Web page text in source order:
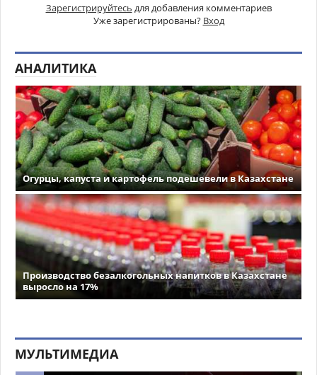
Зарегистрируйтесь для добавления комментариев
Уже зарегистрированы? Вход
АНАЛИТИКА
Огурцы, капуста и картофель подешевели в Казахстане
Производство безалкогольных напитков в Казахстане
выросло на 17%
МУЛЬТИМЕДИА